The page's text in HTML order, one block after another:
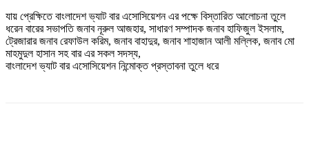
যায় প্রেক্ষিতে বাংলাদেশ ভ্যাট বার এসোসিয়েশন এর পক্ষে বিস্তারিত আলোচনা তুলে
ধরেন বারের সভাপতি জনাব নূরুল আজহার, সাধারণ সম্পাদক জনাব হাফিজুল ইসলাম,
ট্রেজারার জনাব রেফাউল করিম, জনাব বাহাদুর, জনাব শাহাজান আলী মল্লিক, জনাব মো
মাহমুদুল হাসান সহ বার এর সকল সদস্য,
বাংলাদেশ ভ্যাট বার এসোসিয়েশন নিন্মোক্ত প্রস্তাবনা তুলে ধরে